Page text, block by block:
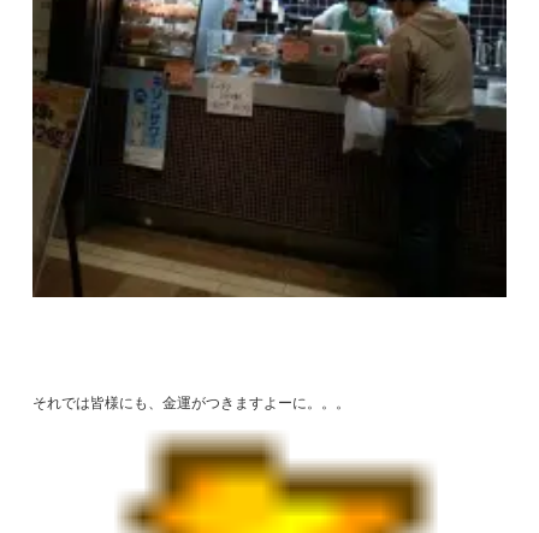
それでは皆様にも、金運がつきますよーに。。。